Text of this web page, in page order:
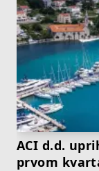
ACI d.d.
prvom